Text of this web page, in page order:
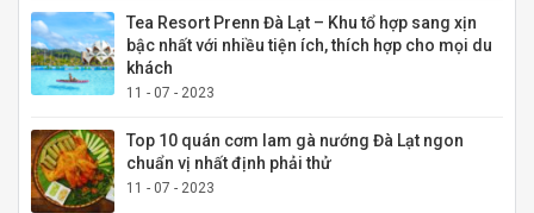
Tea Resort Prenn Đà Lạt – Khu tổ hợp sang xịn
bậc nhất với nhiều tiện ích, thích hợp cho mọi du
khách
11 - 07 - 2023
Top 10 quán cơm lam gà nướng Đà Lạt ngon
chuẩn vị nhất định phải thử
11 - 07 - 2023